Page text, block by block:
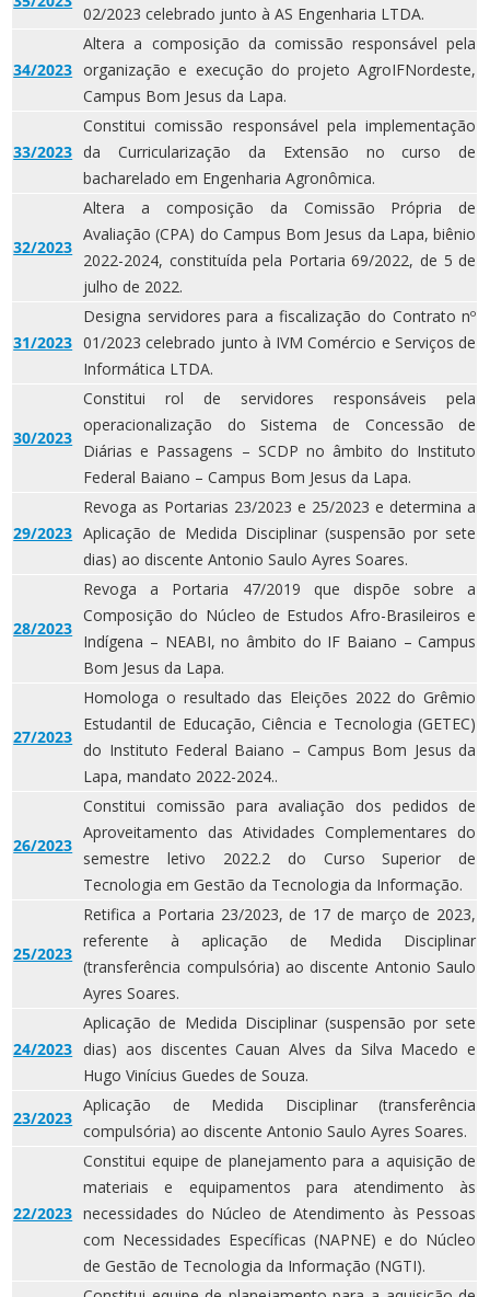
02/2023 celebrado junto à AS Engenharia LTDA.
34/2023
Altera a composição da comissão responsável pela
organização e execução do projeto AgroIFNordeste,
Campus Bom Jesus da Lapa.
33/2023
Constitui comissão responsável pela implementação
da Curricularização da Extensão no curso de
bacharelado em Engenharia Agronômica.
32/2023
Altera a composição da Comissão Própria de
Avaliação (CPA) do Campus Bom Jesus da Lapa, biênio
2022-2024, constituída pela Portaria 69/2022, de 5 de
julho de 2022.
31/2023
Designa servidores para a fiscalização do Contrato nº
01/2023 celebrado junto à IVM Comércio e Serviços de
Informática LTDA.
30/2023
Constitui rol de servidores responsáveis pela
operacionalização do Sistema de Concessão de
Diárias e Passagens – SCDP no âmbito do Instituto
Federal Baiano – Campus Bom Jesus da Lapa.
29/2023
Revoga as Portarias 23/2023 e 25/2023 e determina a
Aplicação de Medida Disciplinar (suspensão por sete
dias) ao discente Antonio Saulo Ayres Soares.
28/2023
Revoga a Portaria 47/2019 que dispõe sobre a
Composição do Núcleo de Estudos Afro-Brasileiros e
Indígena – NEABI, no âmbito do IF Baiano – Campus
Bom Jesus da Lapa.
27/2023
Homologa o resultado das Eleições 2022 do Grêmio
Estudantil de Educação, Ciência e Tecnologia (GETEC)
do Instituto Federal Baiano – Campus Bom Jesus da
Lapa, mandato 2022-2024..
26/2023
Constitui comissão para avaliação dos pedidos de
Aproveitamento das Atividades Complementares do
semestre letivo 2022.2 do Curso Superior de
Tecnologia em Gestão da Tecnologia da Informação.
25/2023
Retifica a Portaria 23/2023, de 17 de março de 2023,
referente à aplicação de Medida Disciplinar
(transferência compulsória) ao discente Antonio Saulo
Ayres Soares.
24/2023
Aplicação de Medida Disciplinar (suspensão por sete
dias) aos discentes Cauan Alves da Silva Macedo e
Hugo Vinícius Guedes de Souza.
23/2023
Aplicação de Medida Disciplinar (transferência
compulsória) ao discente Antonio Saulo Ayres Soares.
22/2023
Constitui equipe de planejamento para a aquisição de
materiais e equipamentos para atendimento às
necessidades do Núcleo de Atendimento às Pessoas
com Necessidades Específicas (NAPNE) e do Núcleo
de Gestão de Tecnologia da Informação (NGTI).